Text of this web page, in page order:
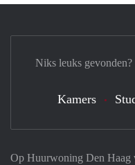
Op Huurwoning Den Haag
Niks leuks
Kamers